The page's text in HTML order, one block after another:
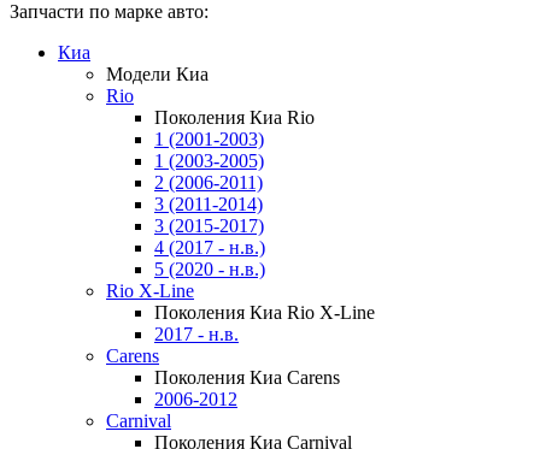
Запчасти по марке авто:
Киа
Модели Киа
Rio
Поколения Киа Rio
1 (2001-2003)
1 (2003-2005)
2 (2006-2011)
3 (2011-2014)
3 (2015-2017)
4 (2017 - н.в.)
5 (2020 - н.в.)
Rio X-Line
Поколения Киа Rio X-Line
2017 - н.в.
Carens
Поколения Киа Carens
2006-2012
Carnival
Поколения Киа Carnival